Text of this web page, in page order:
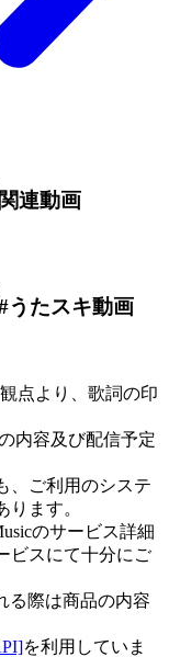
関連動画
うたスキ動画
点より、歌詞の印
内容及び配信予定
、ご利用のシステ
ます。
のサービス詳細
ビスにて十分にご
る際は商品の内容
を利用していま